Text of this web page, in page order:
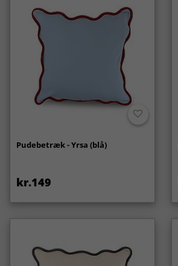
Pudebetræk - Yrsa (blå)
kr.149